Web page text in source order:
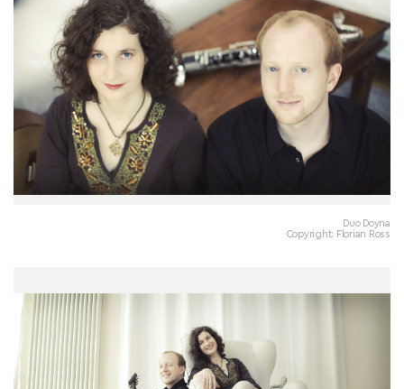
Duo Doyna
Copyright: Florian Ross